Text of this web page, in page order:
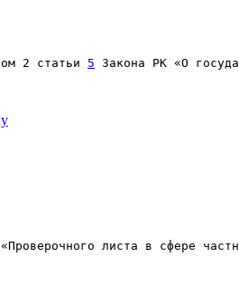
2 статьи 5 Закона РК «О
листа в сфере